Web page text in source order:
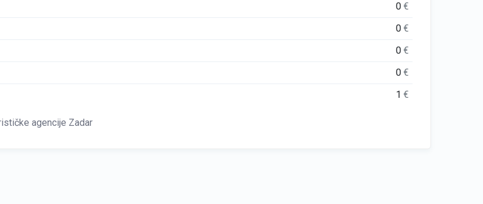
0€
0€
0€
0€
1€
agencije Zadar